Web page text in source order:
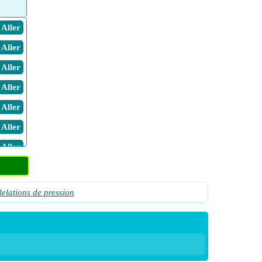
​ Aller
​ Aller
​ Aller
​ Aller
​ Aller
​ Aller
​ Aller
​ Aller
​ Aller
​ Aller
de pression